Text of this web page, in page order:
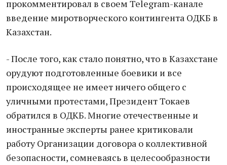
прокомментировал в своем Telegram-канале
введение миротворческого контингента ОДКБ в
Казахстан.
- После того, как стало понятно, что в Казахстане
орудуют подготовленные боевики и все
происходящее не имеет ничего общего с
уличными протестами, Президент Токаев
обратился в ОДКБ. Многие отечественные и
иностранные эксперты ранее критиковали
работу Организации договора о коллективной
безопасности, сомневаясь в целесообразности